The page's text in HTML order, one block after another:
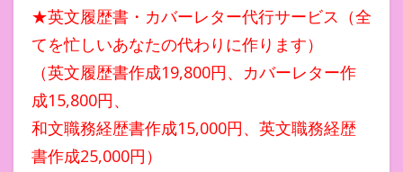
★英文履歴書・カバーレター代行サービス（全
てを忙しいあなたの代わりに作ります）
（英文履歴書作成19,800円、カバーレター作
成15,800円、
和文職務経歴書作成15,000円、英文職務経歴
書作成25,000円）